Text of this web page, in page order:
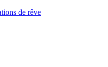
de rêve​